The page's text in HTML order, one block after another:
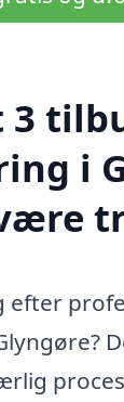
3
i
efter